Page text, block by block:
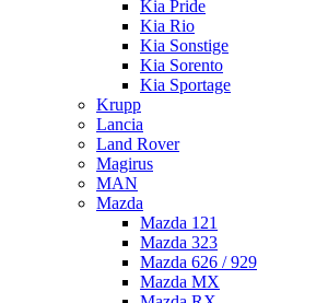
Kia Pride
Kia Rio
Kia Sonstige
Kia Sorento
Kia Sportage
Krupp
Lancia
Land Rover
Magirus
MAN
Mazda
Mazda 121
Mazda 323
Mazda 626 / 929
Mazda MX